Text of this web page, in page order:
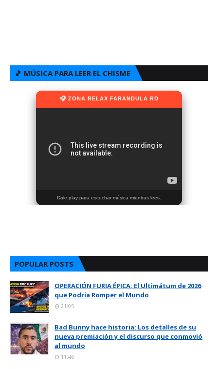
🎵 MÚSICA PARA LEER EL CHISME
🎧 ZONA RELAX FARANDULA RD
Dale play para escuchar música mientras lees.
POPULAR POSTS
OPERACIÓN FURIA ÉPICA: El Ultimátum de 2026
que Podría Romper el Mundo
21:05
Bad Bunny hace historia: Los detalles de su
nueva premiación y el discurso que conmovió
al mundo
11:46